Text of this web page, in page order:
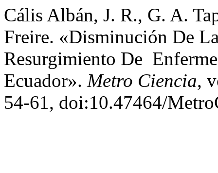
Cális Albán, J. R., G. A.
Freire. «Disminución De
Resurgimiento De
Ecuador». Metro Ciencia,
54-61, doi:10.47464/